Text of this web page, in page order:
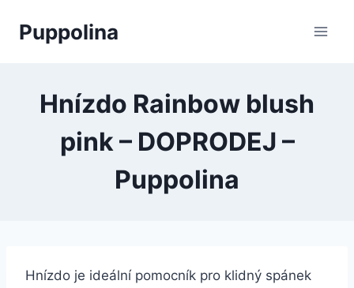
Puppolina
Hnízdo Rainbow blush
pink – DOPRODEJ –
Puppolina
Hnízdo je ideální pomocník pro klidný spánek